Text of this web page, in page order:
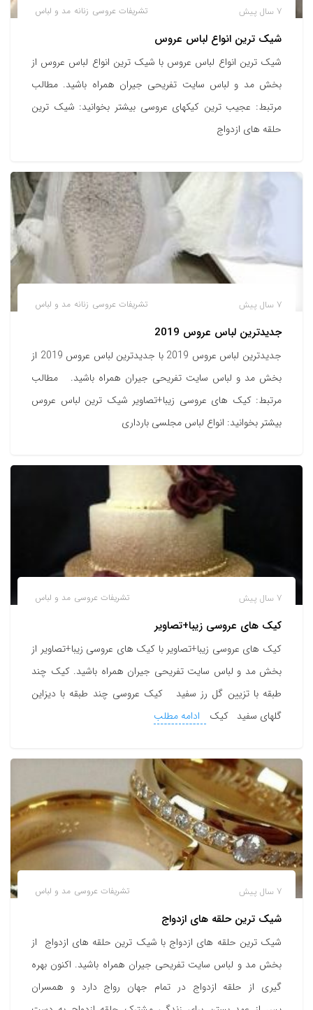
تشریفات عروسی زنانه مد و لباس 7 سال پیش
شیک ترین انواع لباس عروس
شیک ترین انواع لباس عروس با شیک ترین انواع لباس عروس از
بخش مد و لباس سایت تفریحی جیران همراه باشید. مطالب
مرتبط: عجیب ترین کیکهای عروسی بیشتر بخوانید: شیک ترین
حلقه های ازدواج
تشریفات عروسی زنانه مد و لباس 7 سال پیش
جدیدترین لباس عروس 2019
جدیدترین لباس عروس 2019 با جدیدترین لباس عروس 2019 از
بخش مد و لباس سایت تفریحی جیران همراه باشید. مطالب
مرتبط: کیک های عروسی زیبا+تصاویر شیک ترین لباس عروس
بیشتر بخوانید: انواع لباس مجلسی بارداری
تشریفات عروسی مد و لباس 7 سال پیش
کیک های عروسی زیبا+تصاویر
کیک های عروسی زیبا+تصاویر با کیک های عروسی زیبا+تصاویر از
بخش مد و لباس سایت تفریحی جیران همراه باشید. کیک چند
طبقه با تزیین گل رز سفید کیک عروسی چند طبقه با دیزاین
گلهای سفید کیک
ادامه مطلب
تشریفات عروسی مد و لباس 7 سال پیش
شیک ترین حلقه های ازدواج
شیک ترین حلقه های ازدواج با شیک ترین حلقه های ازدواج از
بخش مد و لباس سایت تفریحی جیران همراه باشید. اکنون بهره
گیری از حلقه ازدواج در تمام جهان رواج دارد و همسران